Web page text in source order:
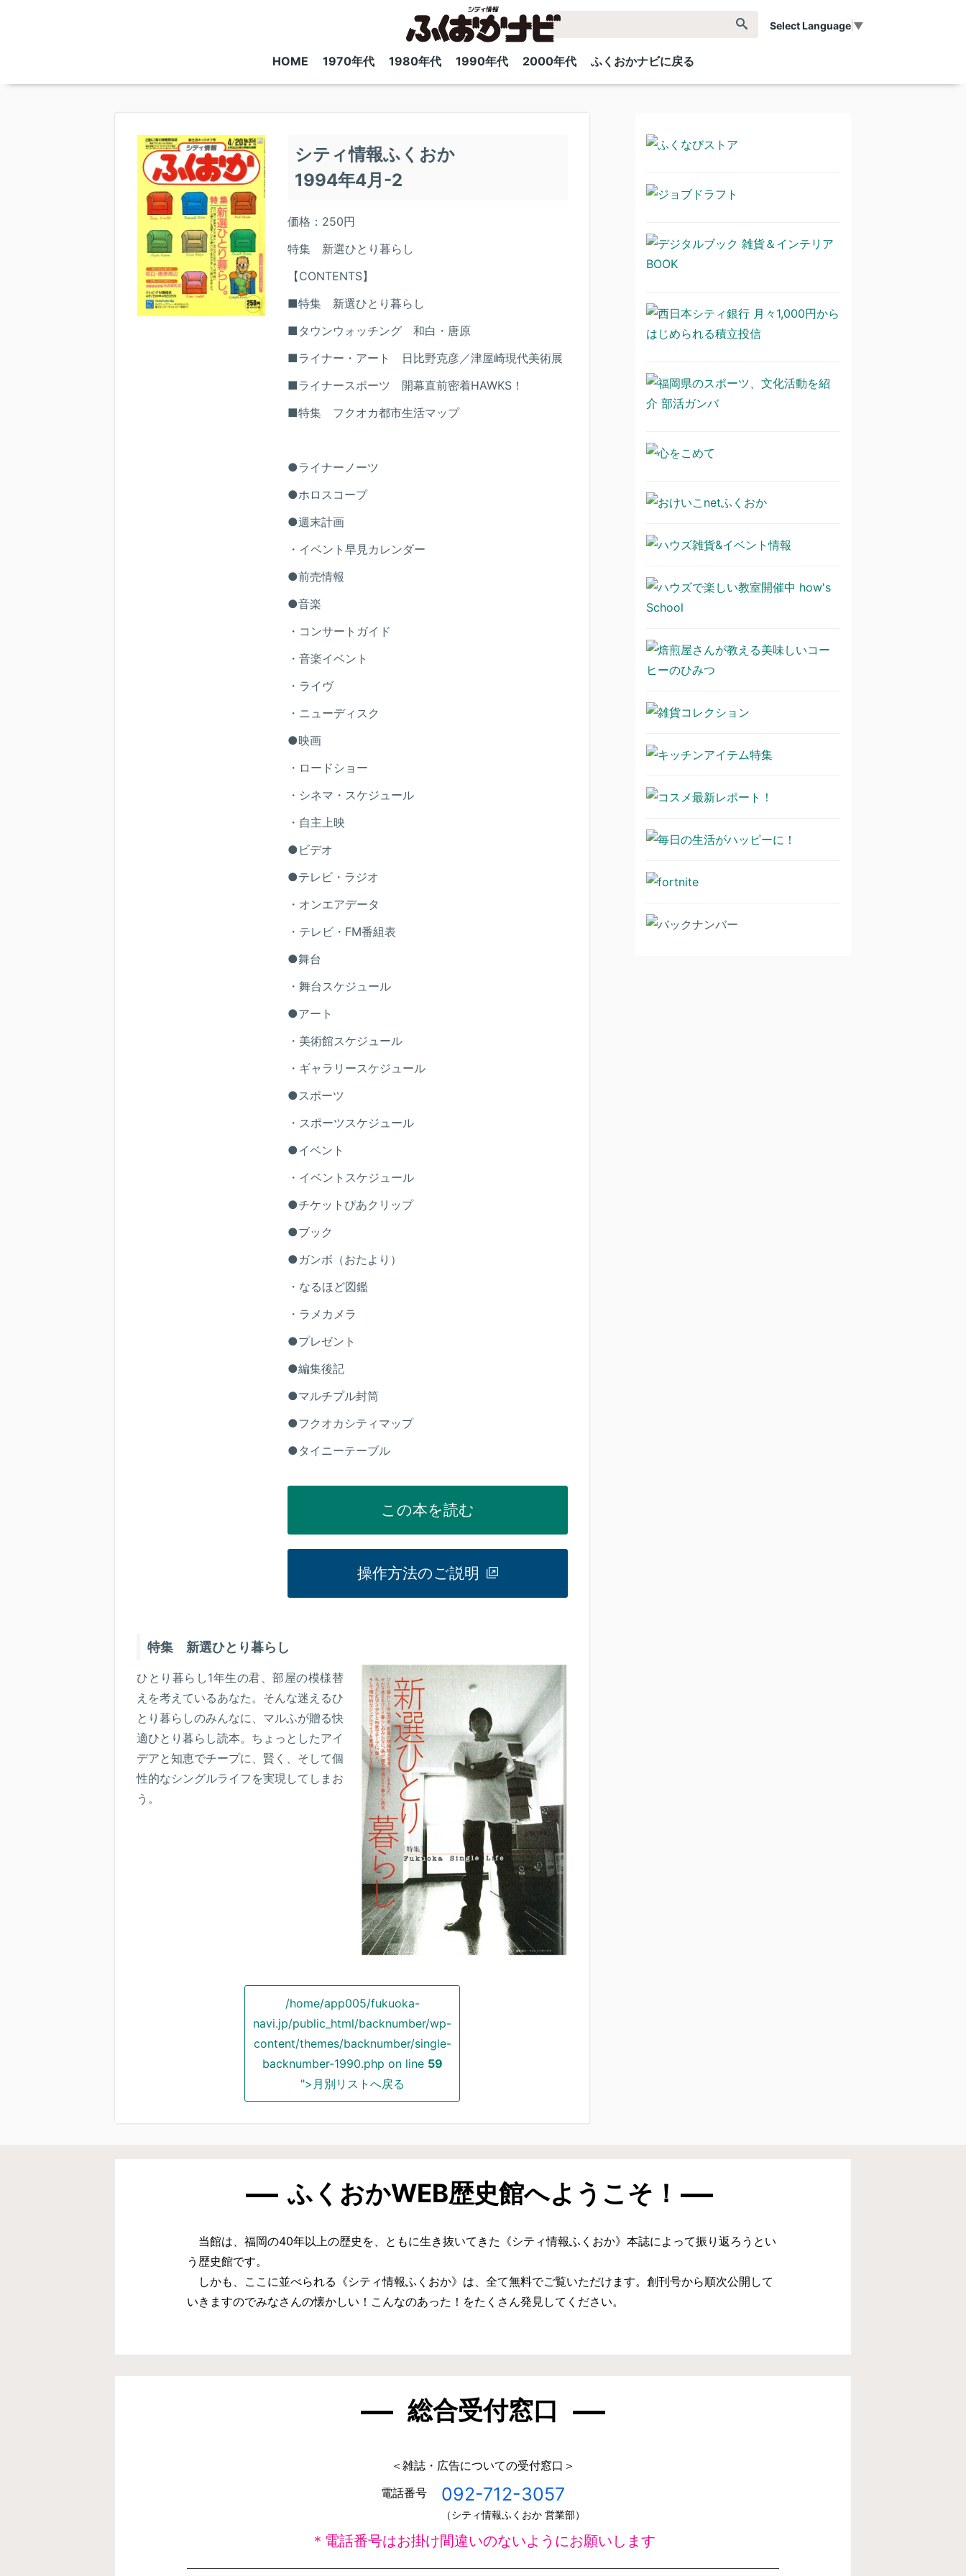
Select Language ▼
HOME 1970年代 1980年代 1990年代 2000年代 ふくおかナビに戻る
シティ情報ふくおか
1994年4月-2
価格：250円
特集 新選ひとり暮らし
【CONTENTS】
■特集 新選ひとり暮らし
■タウンウォッチング 和白・唐原
■ライナー・アート 日比野克彦／津屋崎現代美術展
■ライナースポーツ 開幕直前密着HAWKS！
■特集 フクオカ都市生活マップ
●ライナーノーツ
●ホロスコープ
●週末計画
・イベント早見カレンダー
●前売情報
●音楽
・コンサートガイド
・音楽イベント
・ライヴ
・ニューディスク
●映画
・ロードショー
・シネマ・スケジュール
・自主上映
●ビデオ
●テレビ・ラジオ
・オンエアデータ
・テレビ・FM番組表
●舞台
・舞台スケジュール
●アート
・美術館スケジュール
・ギャラリースケジュール
●スポーツ
・スポーツスケジュール
●イベント
・イベントスケジュール
●チケットぴあクリップ
●ブック
●ガンボ（おたより）
・なるほど図鑑
・ラメカメラ
●プレゼント
●編集後記
●マルチプル封筒
●フクオカシティマップ
●タイニーテーブル
この本を読む
操作方法のご説明
特集 新選ひとり暮らし
ひとり暮らし1年生の君、部屋の模様替
えを考えているあなた。そんな迷えるひ
とり暮らしのみんなに、マルふが贈る快
適ひとり暮らし読本。ちょっとしたアイ
デアと知恵でチープに、賢く、そして個
性的なシングルライフを実現してしまお
う。
/home/app005/fukuoka-
navi.jp/public_html/backnumber/wp-
content/themes/backnumber/single-
backnumber-1990.php on line 59
">月別リストへ戻る
ふくおかWEB歴史館へようこそ！
当館は、福岡の40年以上の歴史を、ともに生き抜いてきた《シティ情報ふくおか》本誌によって振り返ろうとい
う歴史館です。
しかも、ここに並べられる《シティ情報ふくおか》は、全て無料でご覧いただけます。創刊号から順次公開して
いきますのでみなさんの懐かしい！こんなのあった！をたくさん発見してください。
総合受付窓口
＜雑誌・広告についての受付窓口＞
電話番号
092-712-3057
（シティ情報ふくおか 営業部）
＊電話番号はお掛け間違いのないようにお願いします